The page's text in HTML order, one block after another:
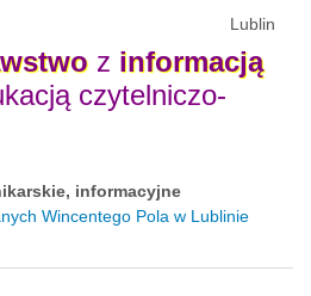
Lublin
z informacją
czytelniczo-
informacyjne
Wincentego Pola w Lublinie